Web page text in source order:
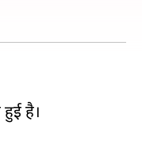
है।